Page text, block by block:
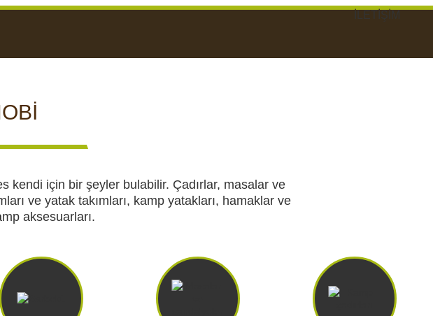
İLETIŞIM
KAMP VE HOBI
kendi için bir şeyler bulabilir. Çadırlar, masalar ve
ve yatak takımları, kamp yatakları, hamaklar ve
aksesuarları.